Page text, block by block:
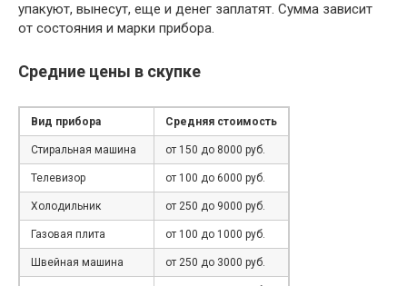
упакуют, вынесут, еще и денег заплатят. Сумма зависит
от состояния и марки прибора.
Средние цены в скупке
Вид прибора Средняя стоимость
Стиральная машина от 150 до 8000 руб.
Телевизор от 100 до 6000 руб.
Холодильник от 250 до 9000 руб.
Газовая плита от 100 до 1000 руб.
Швейная машина от 250 до 3000 руб.